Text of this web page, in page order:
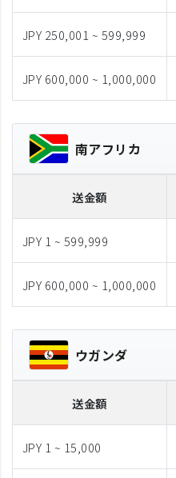
JPY 250,001 ~ 599,999
JPY 600,000 ~ 1,000,000
南アフリカ
送金額
JPY 1 ~ 599,999
JPY 600,000 ~ 1,000,000
ウガンダ
送金額
JPY 1 ~ 15,000